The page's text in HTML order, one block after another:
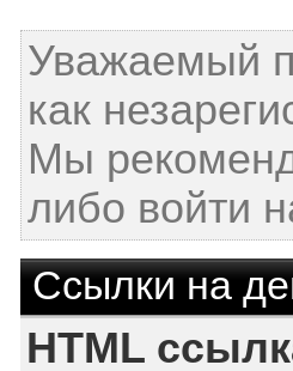
Уважаемый
как
Мы
либо войти
Ссылки на
HTML